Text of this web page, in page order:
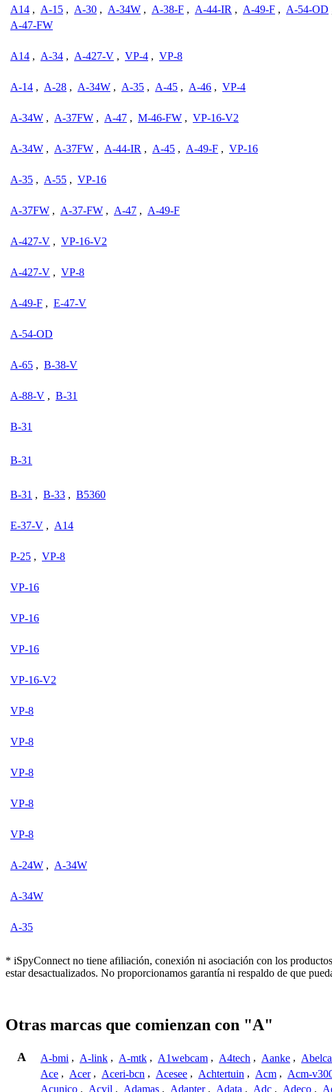
A14 , A-15 , A-30 , A-34W , A-38-F , A-44-IR , A-49-F , A-54-OD
A-47-FW
A14 , A-34 , A-427-V , VP-4 , VP-8
A-14 , A-28 , A-34W , A-35 , A-45 , A-46 , VP-4
A-34W , A-37FW , A-47 , M-46-FW , VP-16-V2
A-34W , A-37FW , A-44-IR , A-45 , A-49-F , VP-16
A-35 , A-55 , VP-16
A-37FW , A-37-FW , A-47 , A-49-F
A-427-V , VP-16-V2
A-427-V , VP-8
A-49-F , E-47-V
A-54-OD
A-65 , B-38-V
A-88-V , B-31
B-31
B-31
B-31 , B-33 , B5360
E-37-V , A14
P-25 , VP-8
VP-16
VP-16
VP-16
VP-16-V2
VP-8
VP-8
VP-8
VP-8
VP-8
A-24W , A-34W
A-34W
A-35
* iSpyConnect no tiene afiliación, conexión ni asociación con los
estar desactualizados. No proporcionamos garantía ni respaldo de que
Otras marcas que comienzan con "A"
A A-bmi , A-link , A-mtk , A1webcam , A4tech , Aanke ,
Ace , Acer , Aceri-bcn , Acesee , Achtertuin , Acm , Acm-
Acunico , Acvil , Adamas , Adapter , Adata , Adc , Adeco ,